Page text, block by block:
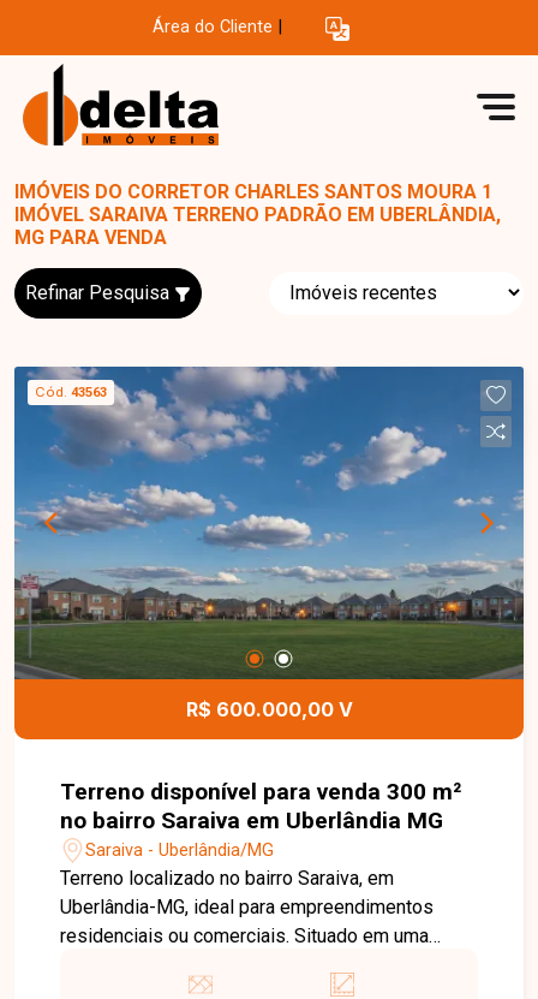
Área do Cliente
IMÓVEIS DO CORRETOR CHARLES SANTOS MOURA 1
IMÓVEL SARAIVA TERRENO PADRÃO EM UBERLÂNDIA,
MG PARA VENDA
Refinar Pesquisa
Cód. 43563
R$ 600.000,00 V
Terreno disponível para venda 300 m²
no bairro Saraiva em Uberlândia MG
Saraiva - Uberlândia/MG
Terreno localizado no bairro Saraiva, em
Uberlândia-MG, ideal para empreendimentos
residenciais ou comerciais. Situado em uma
importantes, infraestrutura completa e diversas